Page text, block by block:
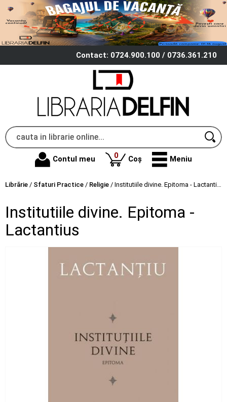
Contact: 0724.900.100 / 0736.361.210
Contul meu 0produse
Coș Meniu
Librărie / Sfaturi Practice / Religie / Institutiile divine. Epitoma - Lactantius
Institutiile divine. Epitoma -
Lactantius